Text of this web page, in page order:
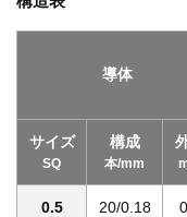
導体
サイズ
SQ
構成
本/mm
0.5 20/0.18